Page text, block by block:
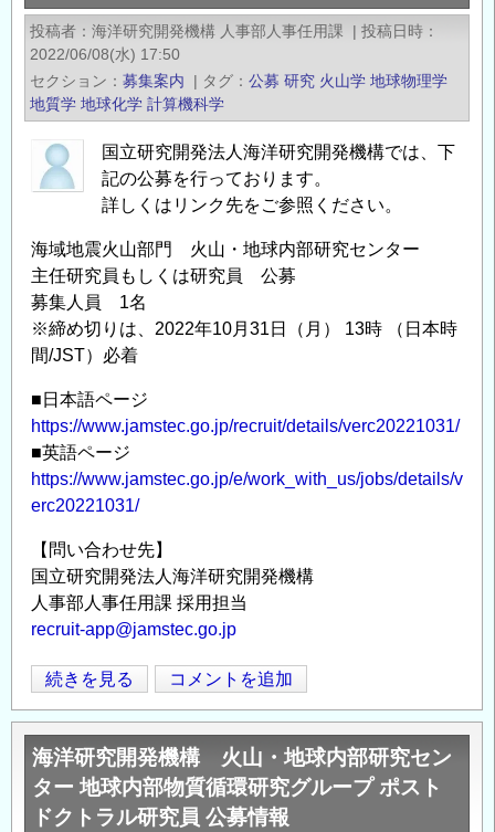
法
人
洋
研
究
開
構
海
域
地
火
山
部
門
火
山・
地
球
内
研
セ
ン
タ
ー
投稿者 海洋研究開発機構 人事部人事任用課 | 投稿日時
2022/06/08(水) 17:50
セクション
募集案内 | タグ 公募 研究 火山学 地球物理学
地質学 地球化学 計算機科学
国立研究開発法人海洋研究開発機構では、下
記の公募を行っております。
詳しくはリンク先をご参照ください。
海域地震火山部門 火山・地球内部研究センター
主任研究員もしくは研究員 公募
募集人員 1名
※締め切りは、2022年10月31日（月） 13時 （日本時
間/JST）必着
■日本語ページ
https://www.jamstec.go.jp/recruit/details/verc20221031/
■英語ページ
https://www.jamstec.go.jp/e/work_with_us/jobs/details/v
erc20221031/
【問い合わせ先】
国立研究開発法人海洋研究開発機構
人事部人事任用課 採用担当
recruit-app@jamstec.go.jp
国
立
研
究
開
発
続きを見る コメントを追加
海洋研究開発機構 火山・地球内部研究セン
ター 地球内部物質循環研究グループ ポスト
ドクトラル研究員 公募情報